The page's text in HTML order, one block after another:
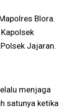
Blora.
Jajaran.
menjaga
satunya ketika